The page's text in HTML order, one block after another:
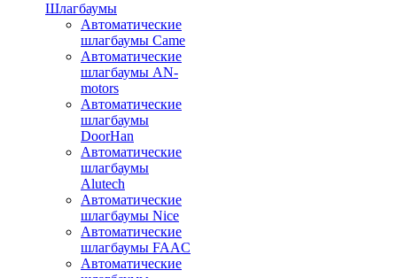
Шлагбаумы
Автоматические
шлагбаумы Came
Автоматические
шлагбаумы AN-
motors
Автоматические
шлагбаумы
DoorHan
Автоматические
шлагбаумы
Alutech
Автоматические
шлагбаумы Nice
Автоматические
шлагбаумы FAAC
Автоматические